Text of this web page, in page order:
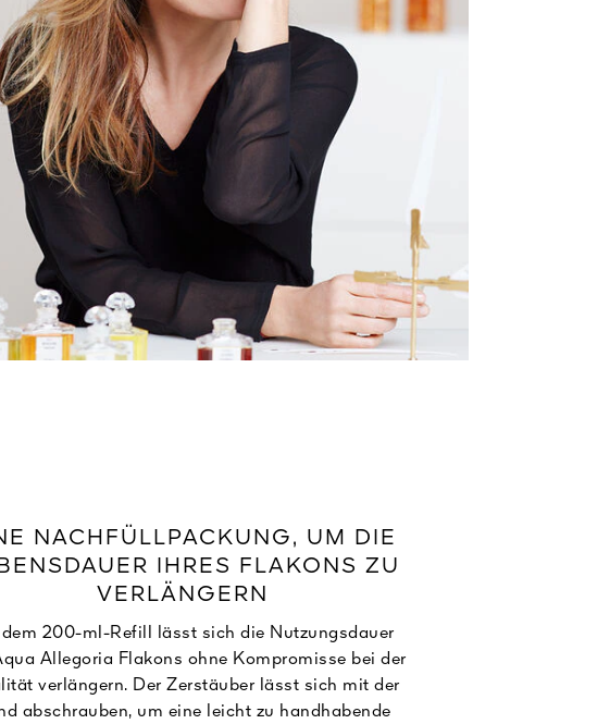
NACHFÜLLPACKUNG, UM DIE
IHRES FLAKONS ZU
VERLÄNGERN
200-ml-Refill lässt sich die Nutzungsdauer
Allegoria Flakons ohne Kompromisse bei der
verlängern. Der Zerstäuber lässt sich mit der
abschrauben, um eine leicht zu handhabende